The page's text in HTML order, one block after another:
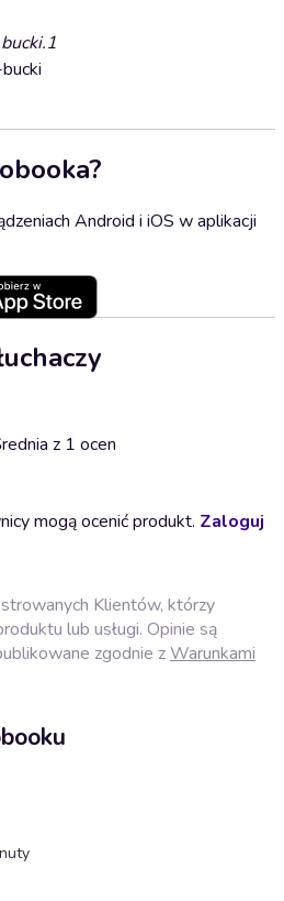
Android i iOS w aplikacji
z 1 ocen
mogą ocenić produkt. Zaloguj
Klientów, którzy
lub usługi. Opinie są
zgodnie zWarunkami